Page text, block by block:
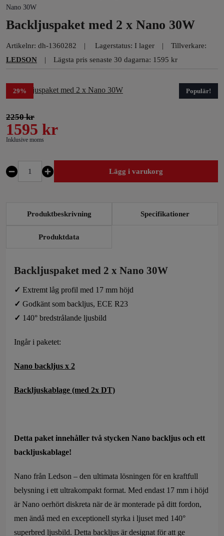
Nano 30W
Backljuspaket med 2 x Nano 30W
Artikelnr: dh-1360282 Lagerstatus: I lager
Tillverkare:
LEDSON
Lägsta pris senaste 30 dagarna: 1595 kr
2250kr
1595 kr
Inklusive moms
Backljuspaket
Lägg i varukorg
Produktbeskrivning Specifikationer
Produktdata
Backljuspaket med 2 x Nano 30W
✓ Extremt låg profil med 17 mm höjd
✓ Godkänt som backljus, ECE R23
✓ 140° bredstrålande ljusbild
Ingår i paketet:
Nano backljus x 2
Backljuskablage (med 2x DT)
Detta paket innehåller två stycken Nano backljus och ett
backljuskablage!
Nano från Ledson – den ultimata lösningen för en kraftfull
belysning i ett ultrakompakt format. Med endast 17 mm i höjd
är Nano oerhört diskreta när de är monterade på ditt fordon,
men ändå med en exceptionell styrka i ljuset med 140°
superbred ljusbild. Detta backljus är designat för att ge
29% Populär!